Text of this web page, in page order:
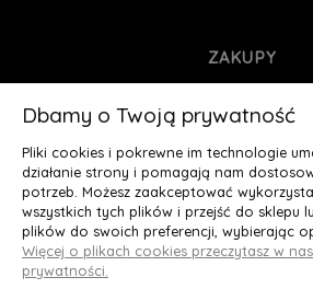
ZAKUPY
INFORMACJE
MOJE KONTO
O NAS
Deluxury.pl
Dbamy o Twoją prywatność
Pliki cookies i pokrewne im technologie
działanie strony i pomagają nam
potrzeb. Możesz zaakceptować
wszystkich tych plików i przejść do sklepu
plików do swoich preferencji, wybierając
Więcej o plikach cookies przeczytasz w
prywatności.